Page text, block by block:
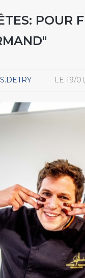
POUR
LE 19/